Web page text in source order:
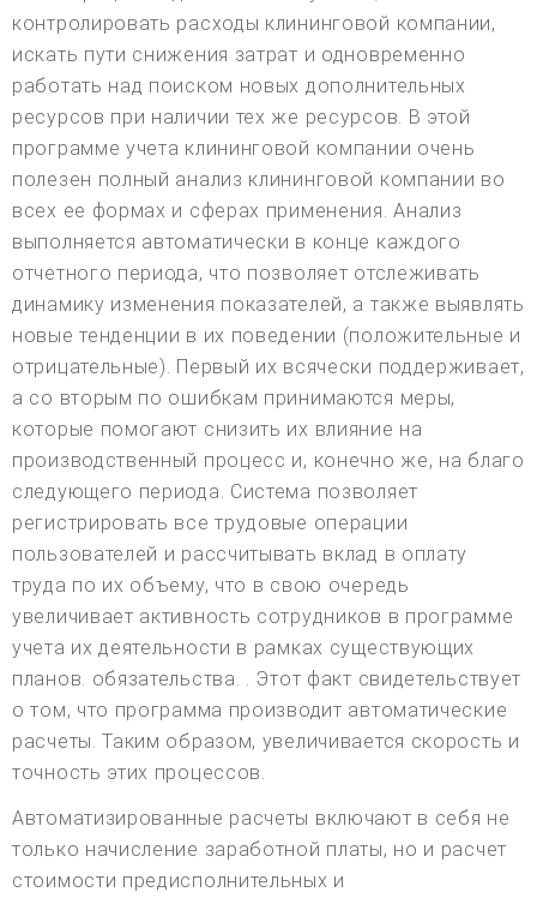
контролировать расходы клининговой компании,
искать пути снижения затрат и одновременно
работать над поиском новых дополнительных
ресурсов при наличии тех же ресурсов. В этой
программе учета клининговой компании очень
полезен полный анализ клининговой компании во
всех ее формах и сферах применения. Анализ
выполняется автоматически в конце каждого
отчетного периода, что позволяет отслеживать
динамику изменения показателей, а также выявлять
новые тенденции в их поведении (положительные и
отрицательные). Первый их всячески поддерживает,
а со вторым по ошибкам принимаются меры,
которые помогают снизить их влияние на
производственный процесс и, конечно же, на благо
следующего периода. Система позволяет
регистрировать все трудовые операции
пользователей и рассчитывать вклад в оплату
труда по их объему, что в свою очередь
увеличивает активность сотрудников в программе
учета их деятельности в рамках существующих
планов. обязательства. . Этот факт свидетельствует
о том, что программа производит автоматические
расчеты. Таким образом, увеличивается скорость и
точность этих процессов.
Автоматизированные расчеты включают в себя не
только начисление заработной платы, но и расчет
стоимости предисполнительных и